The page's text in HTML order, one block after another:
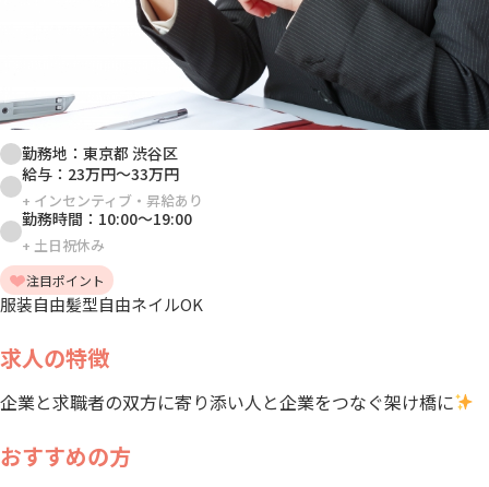
勤務地： 東京都 渋谷区
給与： 23万円～33万円
+ インセンティブ・昇給あり
勤務時間： 10:00～19:00
+ 土日祝休み
注目ポイント
服装自由髪型自由ネイルOK
求人の特徴
企業と求職者の双方に寄り添い人と企業をつなぐ架け橋に
おすすめの方